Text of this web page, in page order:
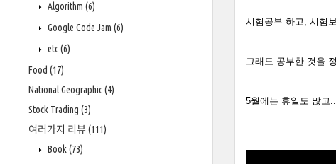
Algorithm (6)
Google Code Jam (6)
etc(6)
Food (17)
National Geographic(4)
Stock Trading (3)
여러가지 리뷰 (111)
Book(73)
시험공부 하고, 시험
그래도 공부한 것을
5월에는 휴일도 많고